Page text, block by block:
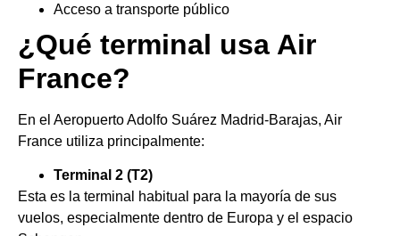
Acceso a transporte público
¿Qué terminal usa Air
France?
En el Aeropuerto Adolfo Suárez Madrid-Barajas, Air
France utiliza principalmente:
Terminal 2 (T2)
Esta es la terminal habitual para la mayoría de sus
vuelos, especialmente dentro de Europa y el espacio